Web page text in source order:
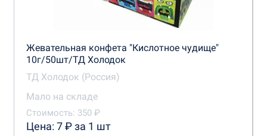
Жевательная конфета "Кислотное чудище"
10г/50шт/ТД Холодок
ТД Холодок (Россия)
Мало на складе
Стоимость: 350 ₽
Цена: 7 ₽ за 1 шт